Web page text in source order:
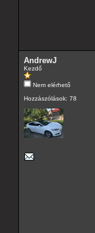
AndrewJ
Kezdő
Nem elérhető
Hozzászólások: 78